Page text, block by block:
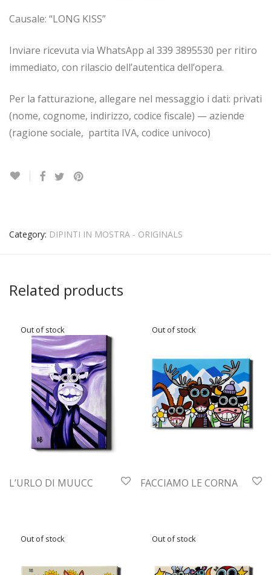
Causale: “LONG KISS”
Inviare ricevuta via WhatsApp al 339 3895530 per ritiro
immediato, con rilascio dell’autentica dell’opera.
Per la fatturazione, allegare nel messaggio i dati: privati
(nome, cognome, indirizzo, codice fiscale) — aziende
(ragione sociale, partita IVA, codice univoco)
Category: DIPINTI IN MOSTRA - ORIGINALS
Related products
L’URLO DI MUUCC FACCIAMO LE CORNA